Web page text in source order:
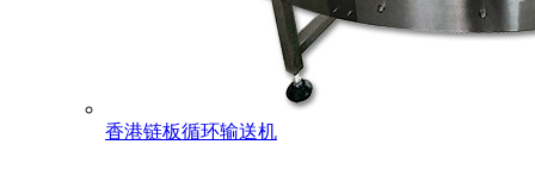
香港链板循环输送机